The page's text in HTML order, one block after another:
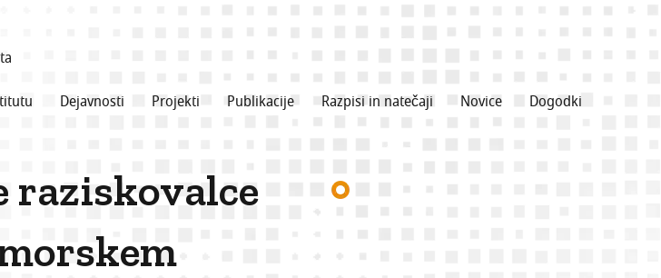
Dejavnosti Projekti Publikacije Razpisi in natečaji Novice Dogodki
raziskovalce